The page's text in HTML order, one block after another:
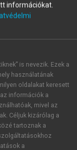
(Science–
az
in
információkat.
is nevezik. Ezek a
használatának
oldalakat keresett
információk a
mivel az
Céljuk kizárólag a
tartoznak a
a